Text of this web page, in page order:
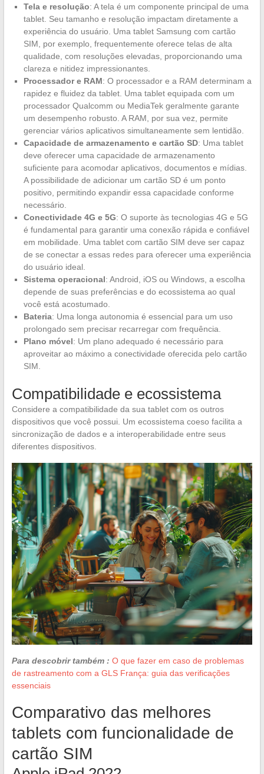
Tela e resolução: A tela é um componente principal de uma
tablet. Seu tamanho e resolução impactam diretamente a
experiência do usuário. Uma tablet Samsung com cartão
SIM, por exemplo, frequentemente oferece telas de alta
qualidade, com resoluções elevadas, proporcionando uma
clareza e nitidez impressionantes.
Processador e RAM: O processador e a RAM determinam a
rapidez e fluidez da tablet. Uma tablet equipada com um
processador Qualcomm ou MediaTek geralmente garante
um desempenho robusto. A RAM, por sua vez, permite
gerenciar vários aplicativos simultaneamente sem lentidão.
Capacidade de armazenamento e cartão SD: Uma tablet
deve oferecer uma capacidade de armazenamento
suficiente para acomodar aplicativos, documentos e mídias.
A possibilidade de adicionar um cartão SD é um ponto
positivo, permitindo expandir essa capacidade conforme
necessário.
Conectividade 4G e 5G: O suporte às tecnologias 4G e 5G
é fundamental para garantir uma conexão rápida e confiável
em mobilidade. Uma tablet com cartão SIM deve ser capaz
de se conectar a essas redes para oferecer uma experiência
do usuário ideal.
Sistema operacional: Android, iOS ou Windows, a escolha
depende de suas preferências e do ecossistema ao qual
você está acostumado.
Bateria: Uma longa autonomia é essencial para um uso
prolongado sem precisar recarregar com frequência.
Plano móvel: Um plano adequado é necessário para
aproveitar ao máximo a conectividade oferecida pelo cartão
SIM.
Compatibilidade e ecossistema
Considere a compatibilidade da sua tablet com os outros
dispositivos que você possui. Um ecossistema coeso facilita a
sincronização de dados e a interoperabilidade entre seus
diferentes dispositivos.
Para descobrir também : O que fazer em caso de problemas
de rastreamento com a GLS França: guia das verificações
essenciais
Comparativo das melhores
tablets com funcionalidade de
cartão SIM